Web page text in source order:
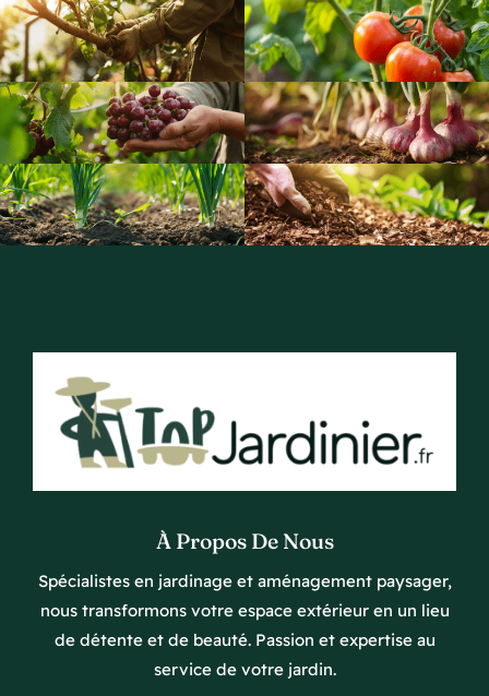
À Propos De Nous
Spécialistes en jardinage et aménagement paysager,
nous transformons votre espace extérieur en un lieu
de détente et de beauté. Passion et expertise au
service de votre jardin.